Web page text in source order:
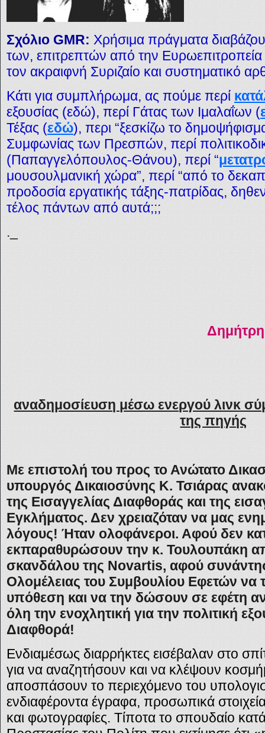
Σχόλιο GMR: Χρήσιμα πράγματα
των, επιτρεπτών από την
τον ακραιφνή Συριζαίο και συστηματικό
Κάτι για συμπλήρωμα, ας πούμε περί
εξουσίας (εδώ), περί Γάτας των Ιμαλαΐων (
Τέξας (εδώ), περι “ξεσκίζω το
Συμφωνίας των Πρεσπών, περί
(Παπαγγελόπουλος-Θάνου), περί “
μουσουλμανική χώρα”, περί “από το
προδοσία εργατικής τάξης-πατρίδας,
τέλος πάντων από αυτά;;;
._
αναδημοσίευση μέσω ενεργού λινκ
της πηγής
Με επιστολή του προς το Ανώτατο
υπουργός Δικαιοσύνης Κ. Τσιάρας
της Εισαγγελίας Διαφθοράς και της
Εγκλήματος. Δεν χρειαζόταν να μας
λόγους! Ήταν ολοφάνεροι. Αφού δεν
εκπαραθυρώσουν την κ. Τουλουπάκη
σκανδάλου της Novartis, αφού
Ολομέλειας του Συμβουλίου Εφετών
υπόθεση και να την δώσουν σε εφέτη
όλη την ενοχλητική για την πολιτική
Διαφθορά!
Ενδιαμέσως διαρρήκτες εισέβαλαν στο
για να αναζητήσουν και να κλέψουν
αποσπάσουν το περιεχόμενο του
ενδιαφέροντα έγραφα, προσωπικά στοιχεία
και φωτογραφίες. Τίποτα το σπουδαίο